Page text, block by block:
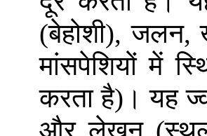
(बेहोशी), जलन,
मांसपेशियों में
करता है)। यह